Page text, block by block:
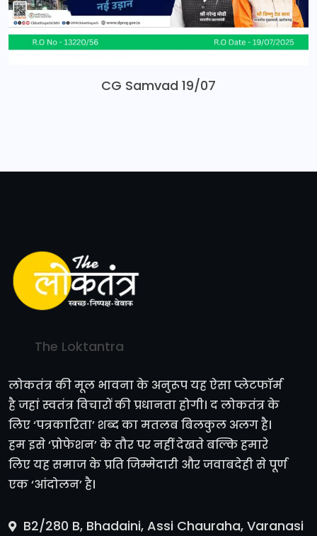
CG Samvad 19/07
The Loktantra
लोकतंत्र की मूल भावना के अनुरूप यह ऐसा प्लेटफॉर्म
है जहां स्वतंत्र विचारों की प्रधानता होगी। द लोकतंत्र के
लिए ‘पत्रकारिता’ शब्द का मतलब बिलकुल अलग है।
हम इसे ‘प्रोफेशन’ के तौर पर नहीं देखते बल्कि हमारे
लिए यह समाज के प्रति जिम्मेदारी और जवाबदेही से पूर्ण
एक ‘आंदोलन’ है।
B2/280 B, Bhadaini, Assi Chauraha, Varanasi